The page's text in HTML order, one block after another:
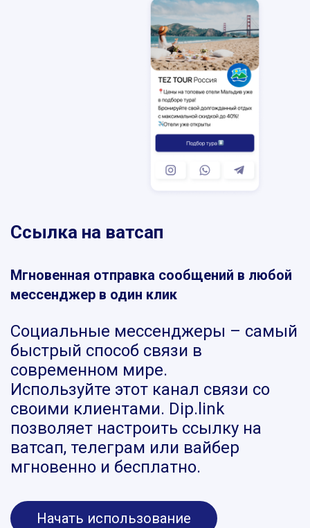
SKYPE
MESSENGER
TELEGRAM
WHATSAPP
Ссылка на ватсап
Мгновенная отправка сообщений в любой
мессенджер в один клик
Социальные мессенджеры – самый
быстрый способ связи в
современном мире.
Используйте этот канал связи со
своими клиентами. Dip.link
позволяет настроить ссылку на
ватсап, телеграм или вайбер
мгновенно и бесплатно.
Начать использование